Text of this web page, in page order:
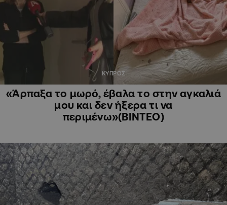
ΚΥΠΡΟΣ
«Άρπαξα το μωρό, έβαλα το στην αγκαλιά
μου και δεν ήξερα τι να
περιμένω»(ΒΙΝΤΕΟ)